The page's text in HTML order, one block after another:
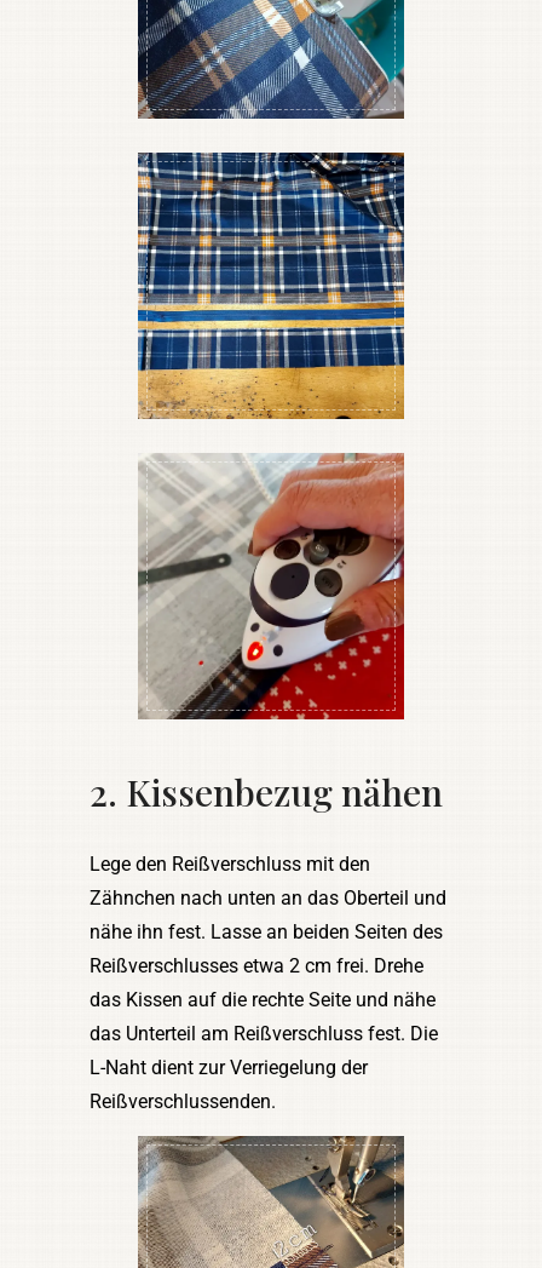
2. Kissenbezug nähen
Lege den Reißverschluss mit den
Zähnchen nach unten an das Oberteil und
nähe ihn fest. Lasse an beiden Seiten des
Reißverschlusses etwa 2 cm frei. Drehe
das Kissen auf die rechte Seite und nähe
das Unterteil am Reißverschluss fest. Die
L-Naht dient zur Verriegelung der
Reißverschlussenden.